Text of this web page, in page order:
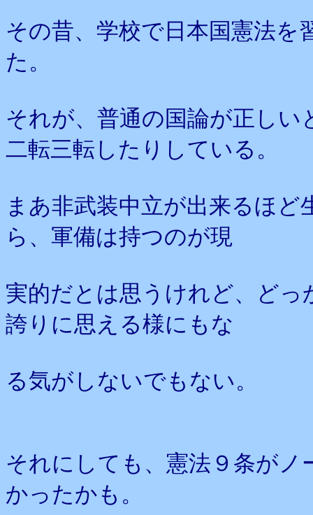
その昔、学校で日本国憲法
た。
それが、普通の国論が正し
二転三転したりしている。
まあ非武装中立が出来るほ
ら、軍備は持つのが現
実的だとは思うけれど、ど
誇りに思える様にもな
る気がしないでもない。
それにしても、憲法９条が
かったかも。